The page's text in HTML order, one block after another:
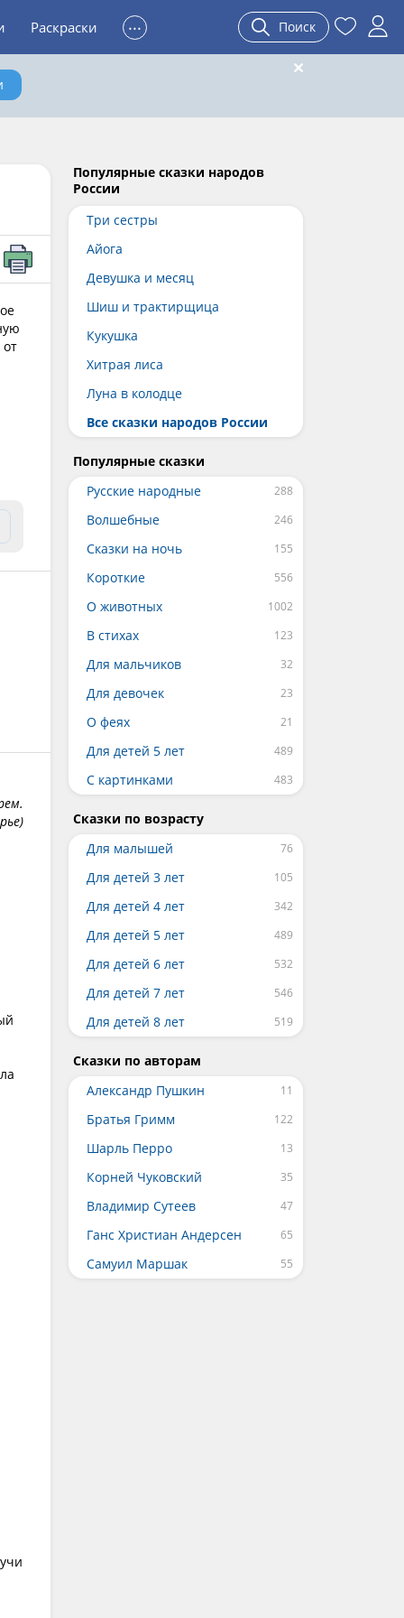
Раскраски ... Поиск
Популярные сказки народов
России
Три сестры
Айога
Девушка и месяц
Шиш и трактирщица
Кукушка
Хитрая лиса
Луна в колодце
Все сказки народов России
Популярные сказки
Русские народные
Волшебные
Сказки на ночь
Короткие
О животных
В стихах
Для мальчиков
Для девочек
О феях
Для детей 5 лет
С картинками
Сказки по возрасту
Для малышей
Для детей 3 лет
Для детей 4 лет
Для детей 5 лет
Для детей 6 лет
Для детей 7 лет
Для детей 8 лет
Сказки по авторам
Александр Пушкин
Братья Гримм
Шарль Перро
Корней Чуковский
Владимир Сутеев
Ганс Христиан Андерсен
Самуил Маршак